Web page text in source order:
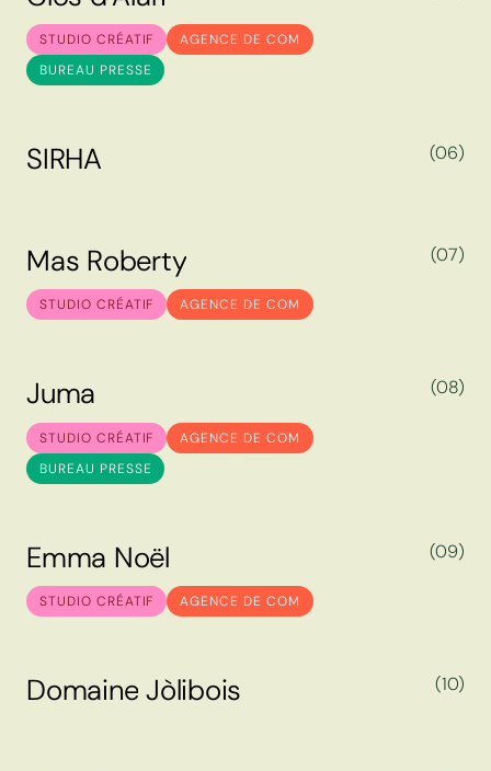
Closd’Alari
STUDIO CRÉATIF
AGENCE DE COM
BUREAU PRESSE
SIRHA
(06)
M
M
a
a
s
s
R
R
o
o
b
b
e
e
r
r
t
t
y
y
STUDIO CRÉATIF AGENCE DE COM
(07)
J
J
u
u
m
m
a
a
STUDIO CRÉATIF
AGENCE DE COM
BUREAU PRESSE
(08)
E
E
m
m
m
m
a
a
N
N
o
o
ë
ë
l
l
STUDIO CRÉATIF AGENCE DE COM
(09)
Domaine Jòlibois
(10)